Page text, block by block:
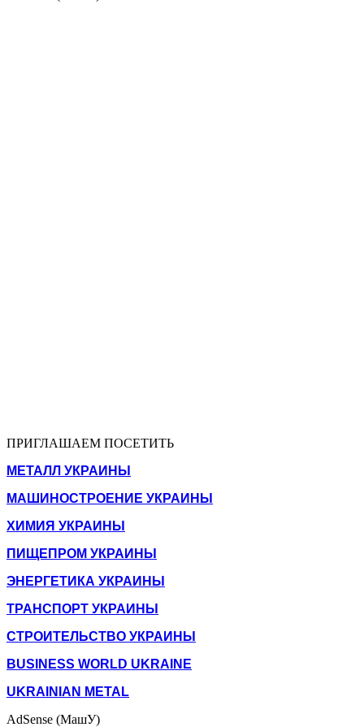
ПРИГЛАШАЕМ ПОСЕТИТЬ
МЕТАЛЛ УКРАИНЫ
МАШИНОСТРОЕНИЕ УКРАИНЫ
ХИМИЯ УКРАИНЫ
ПИЩЕПРОМ УКРАИНЫ
ЭНЕРГЕТИКА УКРАИНЫ
ТРАНСПОРТ УКРАИНЫ
СТРОИТЕЛЬСТВО УКРАИНЫ
BUSINESS WORLD UKRAINE
UKRAINIAN METAL
AdSense (МашУ)